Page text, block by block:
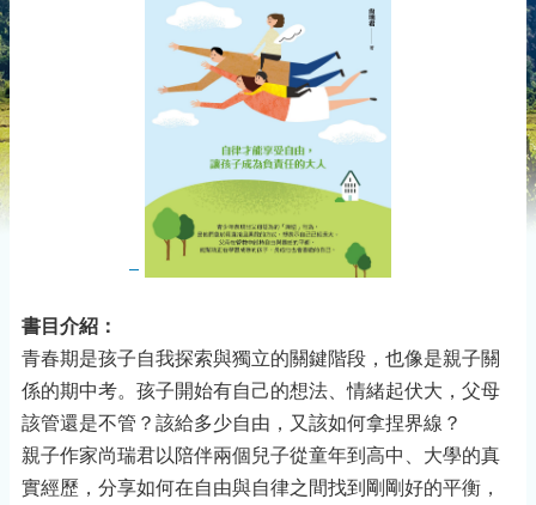
書目介紹：
青春期是孩子自我探索與獨立的關鍵階段，也像是親子關
係的期中考。孩子開始有自己的想法、情緒起伏大，父母
該管還是不管？該給多少自由，又該如何拿捏界線？
親子作家尚瑞君以陪伴兩個兒子從童年到高中、大學的真
實經歷，分享如何在自由與自律之間找到剛剛好的平衡，